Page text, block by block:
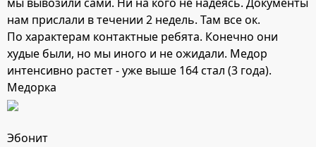
мы вывозили сами. Ни на кого не надеясь. Документы
нам прислали в течении 2 недель. Там все ок.
По характерам контактные ребята. Конечно они
худые были, но мы иного и не ожидали. Медор
интенсивно растет - уже выше 164 стал (3 года).
Медорка
Эбонит